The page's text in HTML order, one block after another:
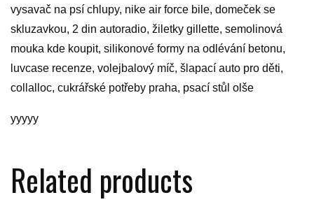
vysavač na psí chlupy, nike air force bile, domeček se
skluzavkou, 2 din autoradio, žiletky gillette, semolinová
mouka kde koupit, silikonové formy na odlévání betonu,
luvcase recenze, volejbalový míč, šlapací auto pro děti,
collalloc, cukrářské potřeby praha, psací stůl olše
yyyyy
Related products